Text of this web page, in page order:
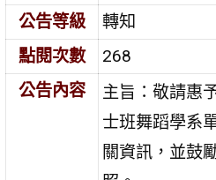
公告等級
轉知
點閱次數
268
公告內容
主旨：敬請惠
士班舞蹈學系
關資訊，並鼓